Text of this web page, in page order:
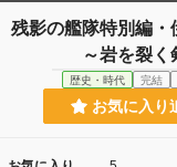
残影の艦隊特別編・
～岩を裂く
歴史・時代 完結
お気に入り